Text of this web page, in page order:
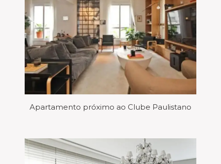
Apartamento próximo ao Clube Paulistano